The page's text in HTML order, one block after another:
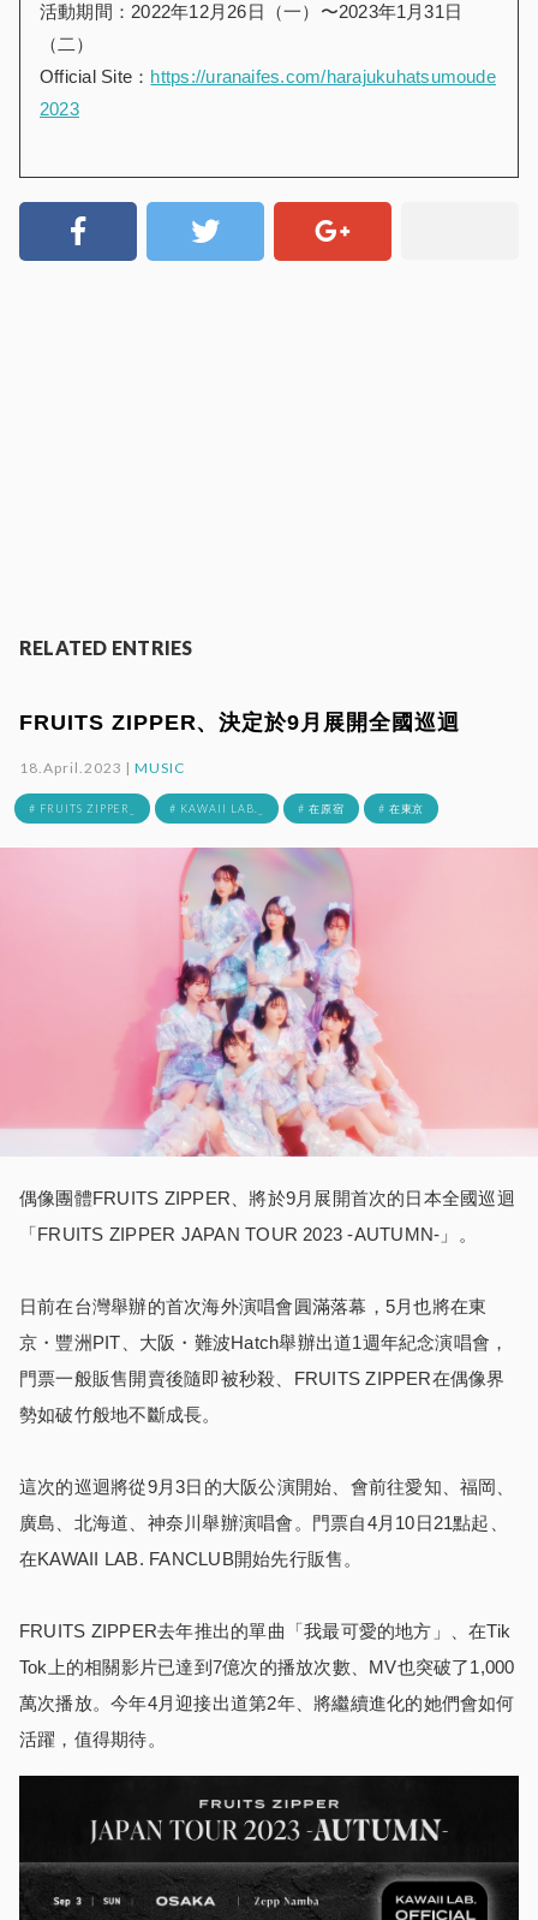
活動期間：2022年12月26日（一）〜2023年1月31日
（二）
Official Site： https://uranaifes.com/harajukuhatsumoude
2023
RELATED ENTRIES
FRUITS ZIPPER、決定於9月展開全國巡迴
18.April.2023 |MUSIC
# FRUITS ZIPPER_ # KAWAII LAB._ # 在原宿 # 在東京
偶像團體FRUITS ZIPPER、將於9月展開首次的日本全國巡迴
「FRUITS ZIPPER JAPAN TOUR 2023 -AUTUMN-」。
日前在台灣舉辦的首次海外演唱會圓滿落幕，5月也將在東
京・豐洲PIT、大阪・難波Hatch舉辦出道1週年紀念演唱會，
門票一般販售開賣後隨即被秒殺、FRUITS ZIPPER在偶像界
勢如破竹般地不斷成長。
這次的巡迴將從9月3日的大阪公演開始、會前往愛知、福岡、
廣島、北海道、神奈川舉辦演唱會。門票自4月10日21點起、
在KAWAII LAB. FANCLUB開始先行販售。
FRUITS ZIPPER去年推出的單曲「我最可愛的地方」、在Tik
Tok上的相關影片已達到7億次的播放次數、MV也突破了1,000
萬次播放。今年4月迎接出道第2年、將繼續進化的她們會如何
活躍，值得期待。